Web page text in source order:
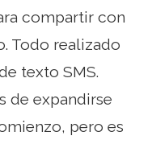
compartir con
Todo realizado
texto SMS.
de expandirse
pero es